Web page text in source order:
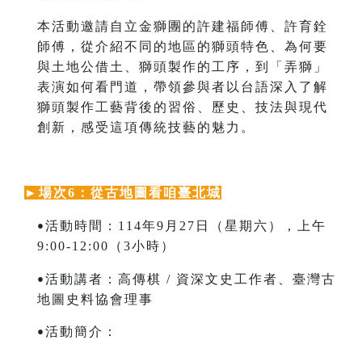
本活動邀請自立金獅團的許建福師傅、許育銓
師傅，從介紹不同的地區的獅頭特色、為何要
與土地公借土、獅頭製作的工序，到「弄獅」
表演如何看門道，帶領參與者以台語深入了解
獅頭製作工藝背後的習俗、歷史、技法與現代
創新，感受這項傳統技藝的魅力。
► 場次6：從古地圖看咱臺北城
•活動時間：114年9月27日（星期六），上午
9:00-12:00（3小時）
•活動講者：高傳棋 / 資深文史工作者、 臺灣古
地圖史料協會理事
•活動簡介：